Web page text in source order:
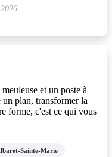
et un poste à
plan, transformer la
forme, c'est ce qui vous
Sainte-Marie